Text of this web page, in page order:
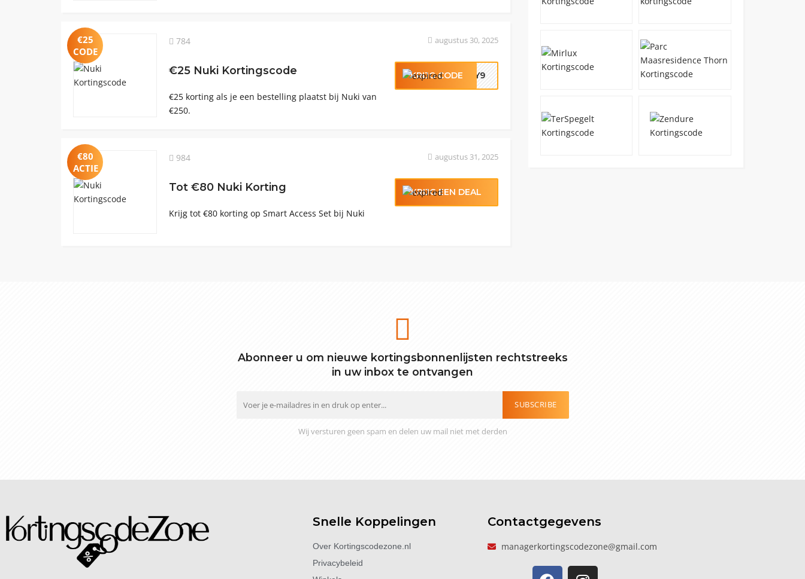
€25
CODE
784
€25 Nuki Kortingscode
€25 korting als je een bestelling plaatst bij Nuki van
€250.
augustus 30, 2025
KRIJG CODEA9Y9
€80
ACTIE
984
Tot €80 Nuki Korting
Krijg tot €80 korting op Smart Access Set bij Nuki
augustus 31, 2025
KRIJG EEN DEAL
Abonneer u om nieuwe kortingsbonnenlijsten rechtstreeks
in uw inbox te ontvangen
SUBSCRIBE
Wij versturen geen spam en delen uw mail niet met derden
Snelle Koppelingen
Over Kortingscodezone.nl
Privacybeleid
Contactgegevens
managerkortingscodezone@gmail.com